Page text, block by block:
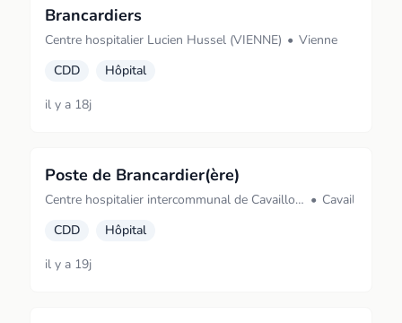
Brancardiers
Centre hospitalier Lucien Hussel (VIENNE) • Vienne
CDD
Hôpital
il y a 18j
Poste de Brancardier(ère)
Centre hospitalier intercommunal de Cavaillon • Cavaillon
CDD
Hôpital
il y a 19j